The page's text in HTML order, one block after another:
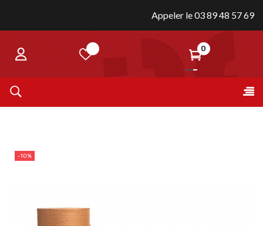
Appeler le 03 89 48 57 69
0
la
☰
-10%